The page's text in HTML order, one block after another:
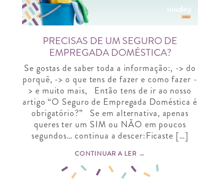
PRECISAS DE UM SEGURO DE
EMPREGADA DOMÉSTICA?
Se gostas de saber toda a informação:, -> do
porquê, -> o que tens de fazer e como fazer -
> e muito mais, Então tens de ir ao nosso
artigo “O Seguro de Empregada Doméstica é
obrigatório?” Se em alternativa, apenas
queres ter um SIM ou NÃO em poucos
segundos… continua a descer:Ficaste […]
CONTINUAR A LER →